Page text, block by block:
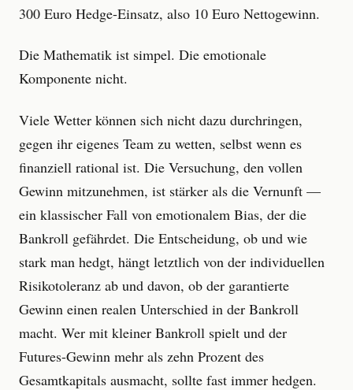
300 Euro Hedge-Einsatz, also 10 Euro Nettogewinn.
Die Mathematik ist simpel. Die emotionale
Komponente nicht.
Viele Wetter können sich nicht dazu durchringen,
gegen ihr eigenes Team zu wetten, selbst wenn es
finanziell rational ist. Die Versuchung, den vollen
Gewinn mitzunehmen, ist stärker als die Vernunft —
ein klassischer Fall von emotionalem Bias, der die
Bankroll gefährdet. Die Entscheidung, ob und wie
stark man hedgt, hängt letztlich von der individuellen
Risikotoleranz ab und davon, ob der garantierte
Gewinn einen realen Unterschied in der Bankroll
macht. Wer mit kleiner Bankroll spielt und der
Futures-Gewinn mehr als zehn Prozent des
Gesamtkapitals ausmacht, sollte fast immer hedgen.